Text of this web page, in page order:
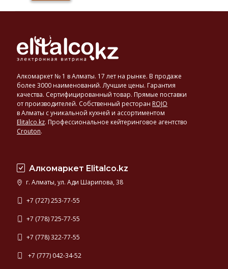
Алкомаркет № 1 в Алматы. 17 лет на рынке. В продаже
более 3000 наименований. Лучшие цены. Гарантия
качества. Сертифицированный товар. Прямые поставки
от производителей. Собственный ресторан ROJO
в Алматы с уникальной кухней и ассортиментом
Elitalco.kz. Профессиональное кейтеринговое агентство
Crouton.
Алкомаркет Elitalco.kz
г. Алматы, ул. Ади Шарипова, 38
+7 (727) 253-77-55
+7 (778) 725-77-55
+7 (778) 322-77-55
+7 (777) 042-34-52